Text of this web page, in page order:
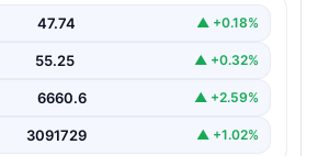
47.74 ▲ +0.18%
55.25 ▲ +0.32%
6660.6 ▲ +2.59%
3091729 ▲ +1.02%